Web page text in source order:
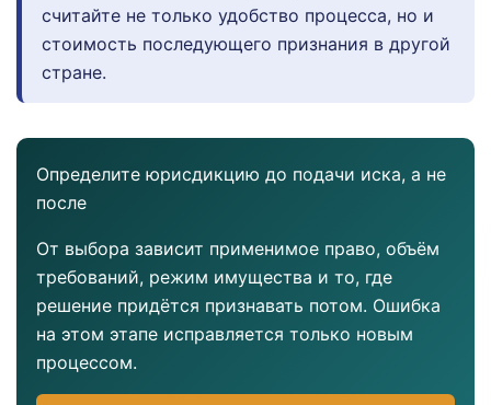
считайте не только удобство процесса, но и
стоимость последующего признания в другой
стране.
Определите юрисдикцию до подачи иска, а не
после
От выбора зависит применимое право, объём
требований, режим имущества и то, где
решение придётся признавать потом. Ошибка
на этом этапе исправляется только новым
процессом.